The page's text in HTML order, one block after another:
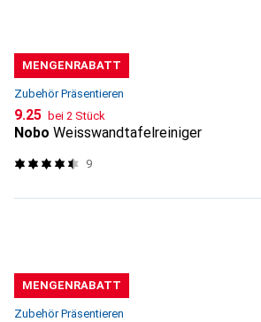
MENGENRABATT
Zubehör Präsentieren
CHF
9.25 bei 2 Stück
Nobo Weisswandtafelreiniger
9
MENGENRABATT
Zubehör Präsentieren